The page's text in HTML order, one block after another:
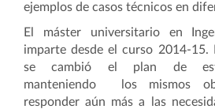
ejemplos de casos técnicos en
El máster universitario en
imparte desde el curso 2014-15.
se cambió el plan de
manteniendo los mismos
responder aún más a las